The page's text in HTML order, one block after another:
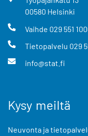
00580 Helsinki
Vaihde 029 551
Tietopalvelu 029
info@stat.fi
Kysy meiltä
Neuvonta ja